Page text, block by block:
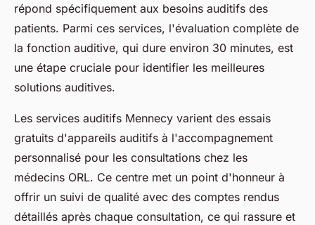
répond spécifiquement aux besoins auditifs des
patients. Parmi ces services, l'évaluation complète de
la fonction auditive, qui dure environ 30 minutes, est
une étape cruciale pour identifier les meilleures
solutions auditives.
Les services auditifs Mennecy varient des essais
gratuits d'appareils auditifs à l'accompagnement
personnalisé pour les consultations chez les
médecins ORL. Ce centre met un point d'honneur à
offrir un suivi de qualité avec des comptes rendus
détaillés après chaque consultation, ce qui rassure et